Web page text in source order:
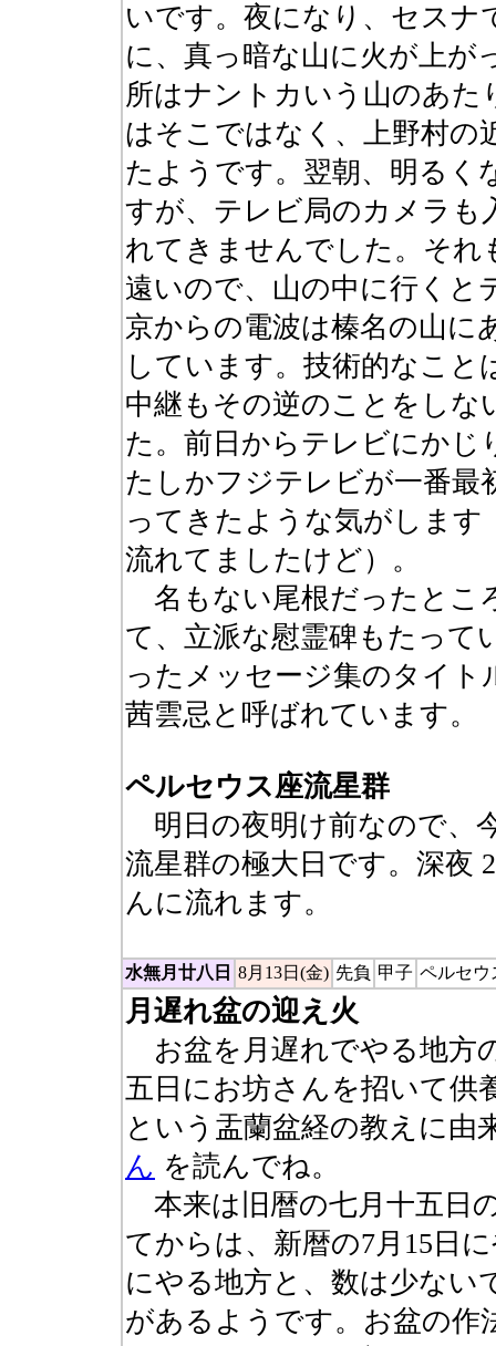
いです。夜になり、セスナ
に、真っ暗な山に火が上が
所はナントカいう山のあ
はそこではなく、上野村の
たようです。翌朝、明るく
すが、テレビ局のカメラも
れてきませんでした。それ
遠いので、山の中に行くと
京からの電波は榛名の山に
しています。技術的なこ
中継もその逆のことをし
た。前日からテレビにかじ
たしかフジテレビが一番最
ってきたような気がしま
流れてましたけど）。
名もない尾根だったとこ
て、立派な慰霊碑もたって
ったメッセージ集のタイト
茜雲忌と呼ばれています。
ペルセウス座流星群
明日の夜明け前なので、
流星群の極大日です。深夜
んに流れます。
水無月廿八日 8月13日(金) 先負 甲子 ペルセウ
月遅れ盆の迎え火
お盆を月遅れでやる地方
五日にお坊さんを招いて供
という盂蘭盆経の教えに
ん を読んでね。
本来は旧暦の七月十五日
てからは、新暦の7月15日
にやる地方と、数は少ない
があるようです。お盆の作